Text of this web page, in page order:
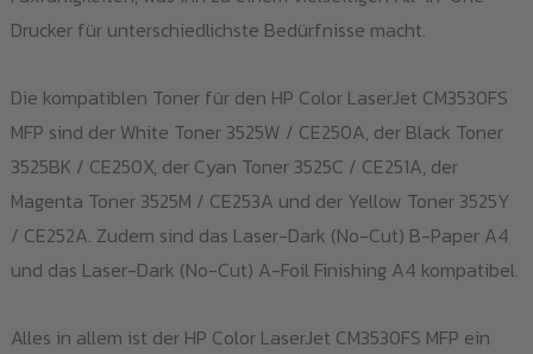
Drucker für unterschiedlichste Bedürfnisse macht.
Die kompatiblen Toner für den HP Color LaserJet CM3530FS
MFP sind der White Toner 3525W / CE250A, der Black Toner
3525BK / CE250X, der Cyan Toner 3525C / CE251A, der
Magenta Toner 3525M / CE253A und der Yellow Toner 3525Y
/ CE252A. Zudem sind das Laser-Dark (No-Cut) B-Paper A4
und das Laser-Dark (No-Cut) A-Foil Finishing A4 kompatibel.
Alles in allem ist der HP Color LaserJet CM3530FS MFP ein